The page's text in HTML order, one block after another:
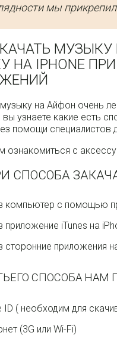
мы
НА IPHONE
на Айфон очень
вы узнаете какие есть
помощи специалистов
ознакомиться с
СПОСОБА
компьютер с помощью
приложение iTunes на
сторонние приложения
СПОСОБА НАМ
ID ( необходим для
(3G или Wi-Fi)